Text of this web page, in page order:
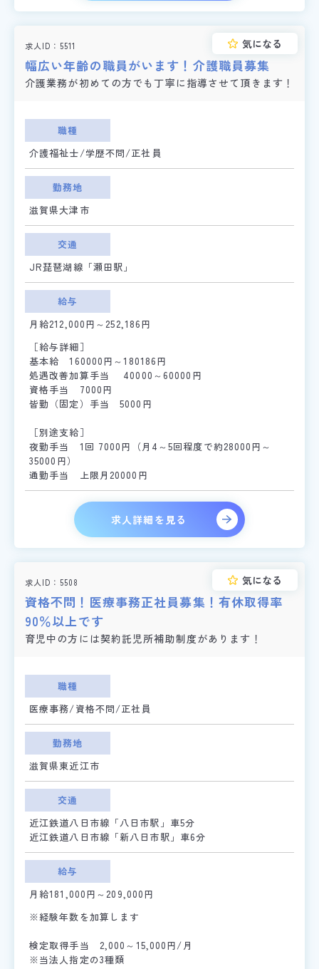
求人ID 5511
幅広い年齢の職員がいます！介護職員募集
介護業務が初めての方でも丁寧に指導させて頂きます！
気になる
職種
介護福祉士/学歴不問/正社員
勤務地
滋賀県大津市
交通
JR琵琶湖線「瀬田駅」
給与
月給212,000円～252,186円
［給与詳細］
基本給 160000円～180186円
処遇改善加算手当 40000～60000円
資格手当 7000円
皆勤（固定）手当 5000円
［別途支給］
夜勤手当 1回 7000円（月4～5回程度で約28000円～
35000円）
通勤手当 上限月20000円
求人詳細を見る
求人ID 5508
資格不問！医療事務正社員募集！有休取得率
90％以上です
育児中の方には契約託児所補助制度があります！
気になる
職種
医療事務/資格不問/正社員
勤務地
滋賀県東近江市
交通
近江鉄道八日市線「八日市駅」車5分
近江鉄道八日市線「新八日市駅」車6分
給与
月給181,000円～209,000円
※経験年数を加算します
検定取得手当 2,000～15,000円/月
※当法人指定の3種類